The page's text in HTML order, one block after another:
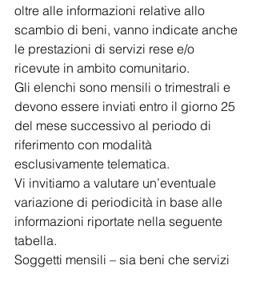
oltre alle informazioni relative allo
scambio di beni, vanno indicate anche
le prestazioni di servizi rese e/o
ricevute in ambito comunitario.
Gli elenchi sono mensili o trimestrali e
devono essere inviati entro il giorno 25
del mese successivo al periodo di
riferimento con modalità
esclusivamente telematica.
Vi invitiamo a valutare un’eventuale
variazione di periodicità in base alle
informazioni riportate nella seguente
tabella.
Soggetti mensili – sia beni che servizi